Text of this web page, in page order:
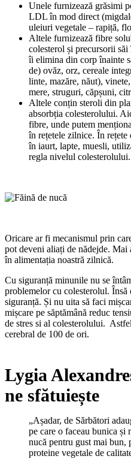
Unele furnizează grăsimi
LDL în mod direct
uleiuri vegetale – rapiță,
Altele furnizează fibre
colesterol și precursorii săi
îi elimina din corp înainte
de) ovăz, orz, cereale
linte, mazăre, năut),
mere, struguri, căpșuni,
Altele conțin steroli din
absorbția colesterolului.
fibre, unde putem menționa
în rețetele zilnice. În
în iaurt, lapte, muesli,
regla nivelul colesterolului.
Oricare ar fi mecanismul prin
pot deveni aliați de nădejde. Mai
în alimentația noastră zilnică.
Cu siguranță minunile nu se
problemelor cu colesterolul. Însă
siguranță. Și nu uita să faci
mișcare pe săptămână reduc
de stres si al colesterolului.
cerebral de 100 de ori.
Lygia
ne sfătuiește
„Așadar, de Sărbători
pe care o faceau bunica și
nucă pentru gust mai bun,
proteine vegetale de